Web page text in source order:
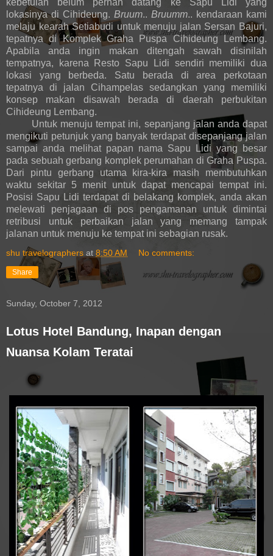
lokasinya di Cihideung. Bruum.. Bruumm.. kendaraan kami
melaju kearah Setiabudi untuk menuju jalan Sersan Bajuri,
tepatnya di Komplek Graha Puspa Cihideung Lembang.
Apabila anda ingin makan ditengah sawah disinilah
tempatnya, karena Resto Sapu Lidi sendiri memiliki dua
lokasi yang berbeda. Satu berada di area perkotaan
tepatnya di jalan Cihampelas sedangkan yang memiliki
konsep makan disawah berada di daerah perbukitan
Cihideung Lembang.
Untuk menuju tempat ini, sepanjang jalan anda dapat
mengikuti petunjuk yang banyak terdapat disepanjang jalan
sampai anda melihat papan nama Sapu Lidi yang besar
pada sebuah gerbang komplek perumahan di Graha Puspa.
Dari pintu gerbang utama kira-kira masih membutuhkan
waktu sekitar 5 menit untuk dapat mencapai tempat ini.
Posisi Sapu Lidi terdapat di belakang komplek, anda akan
melewati penjagaan di pos pengamanan untuk dimintai
retribusi untuk perbaikan jalan yang memang tampak
jalanan untuk menuju ke tempat ini sebagian rusak.
shu travelographers at 8:50 AM No comments:
Share
Sunday, October 7, 2012
Lotus Hotel Bandung, Inapan dengan
Nuansa Kolam Teratai